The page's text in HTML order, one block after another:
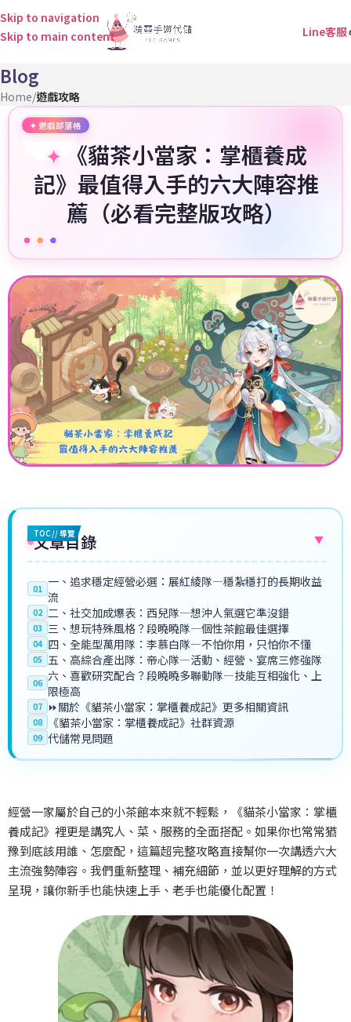
Skip to navigation
Skip to main content
Line客服
Blog
Home/遊戲攻略
《貓茶小當家：掌櫃養成
記》最值得入手的六大陣容推
薦（必看完整版攻略）
TOC // 導覽
文章目錄 ▼
01 一、追求穩定經營必選：展紅綾隊—穩紮穩打的長期收益
流
02 二、社交加成爆表：西兒隊—想沖人氣選它準沒錯
03 三、想玩特殊風格？段曉曉隊—個性茶館最佳選擇
04 四、全能型萬用隊：李慕白隊—不怕你用，只怕你不懂
05 五、高綜合產出隊：帝心隊—活動、經營、宴席三修強隊
06 六、喜歡研究配合？段曉曉多聯動隊—技能互相強化、上
限極高
07 ⏩關於《貓茶小當家：掌櫃養成記》更多相關資訊
08 《貓茶小當家：掌櫃養成記》社群資源
09 代儲常見問題
經營一家屬於自己的小茶館本來就不輕鬆，《貓茶小當家：掌櫃
養成記》裡更是講究人、菜、服務的全面搭配。如果你也常常猶
豫到底該用誰、怎麼配，這篇超完整攻略直接幫你一次講透六大
主流強勢陣容。我們重新整理、補充細節，並以更好理解的方式
呈現，讓你新手也能快速上手、老手也能優化配置！